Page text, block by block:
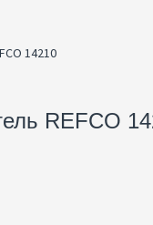
REFCO